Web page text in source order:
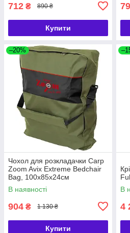
712 ₴ 890 ₴
Купити
–20%
Чохол для розкладачки Carp
Zoom Avix Extreme Bedchair
Bag, 100x85x24см
В наявності
904 ₴ 1 130 ₴
Купити
В
4